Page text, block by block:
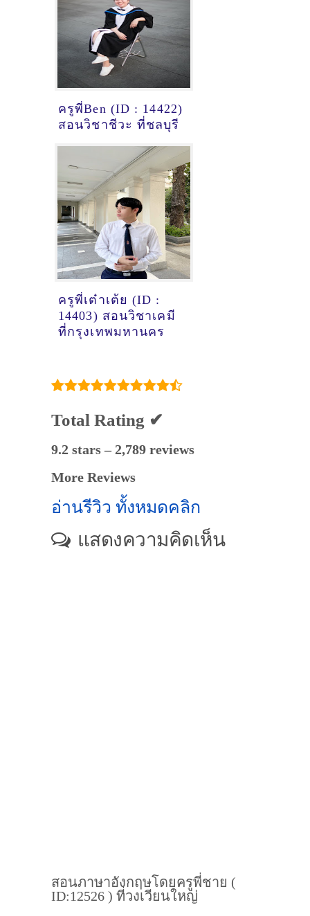
ครูพี่Ben (ID : 14422)
สอนวิชาชีวะ ที่ชลบุรี
ครูพี่เต๋าเต้ย (ID :
14403) สอนวิชาเคมี
ที่กรุงเทพมหานคร
Total Rating ✔
9.2 stars – 2,789 reviews
More Reviews
อ่านรีวิว ทั้งหมดคลิก
แสดงความคิดเห็น
สอนภาษาอังกฤษโดยครูพี่ชาย (
ID:12526 ) ที่วงเวียนใหญ่